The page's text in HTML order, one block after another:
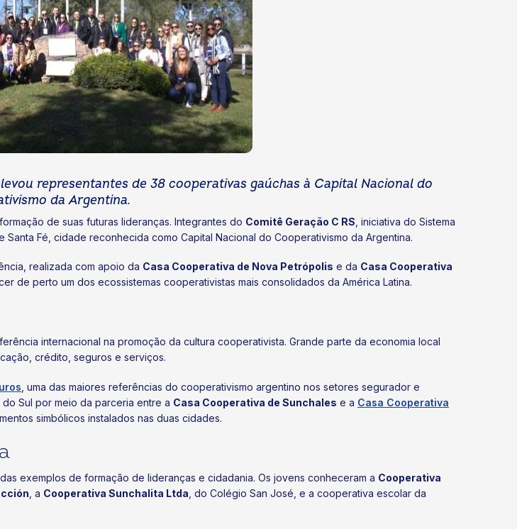
representantes de 38 cooperativas gaúchas à Capital Nacional do
da Argentina.
de suas futuras lideranças. Integrantes do Comitê Geração C RS , iniciativa do Sistema
Fé, cidade reconhecida como Capital Nacional do Cooperativismo da Argentina.
realizada com apoio da Casa Cooperativa de Nova Petrópolis e da Casa Cooperativa
de perto um dos ecossistemas cooperativistas mais consolidados da América Latina.
internacional na promoção da cultura cooperativista. Grande parte da economia local
crédito, seguros e serviços.
, uma das maiores referências do cooperativismo argentino nos setores segurador e
Sul por meio da parceria entre a Casa Cooperativa de Sunchales e a Casa Cooperativa
simbólicos instalados nas duas cidades.
exemplos de formação de lideranças e cidadania. Os jovens conheceram a Cooperativa
, a Cooperativa Sunchalita Ltda , do Colégio San José, e a cooperativa escolar da